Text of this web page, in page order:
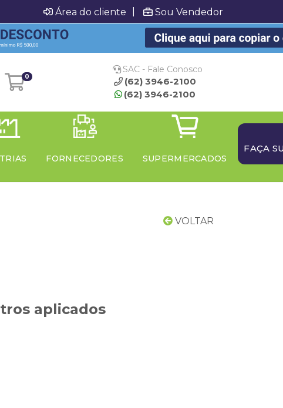
Área do cliente Sou Vendedor
0
SAC - Fale Conosco
(62) 3946-2100
(62) 3946-2100
FORNECEDORES SUPERMERCADOS
FAÇA
VOLTAR
aplicados